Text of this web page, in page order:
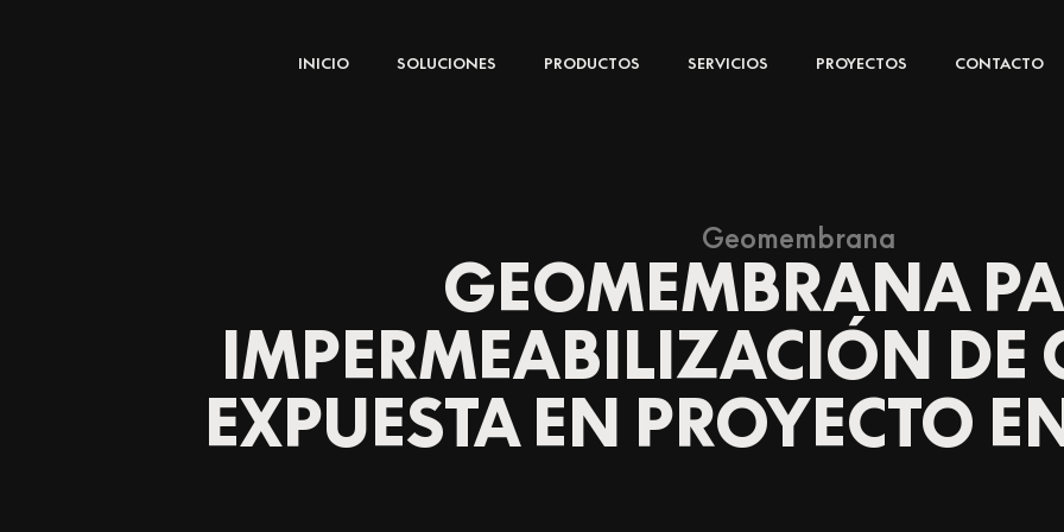
INICIO SOLUCIONES PRODUCTOS SERVICIOS PROYECTOS CONTACTO
Geomembrana
GEOMEMBRANA
IMPERMEABILIZACIÓN DE
EXPUESTA EN PROYECTO